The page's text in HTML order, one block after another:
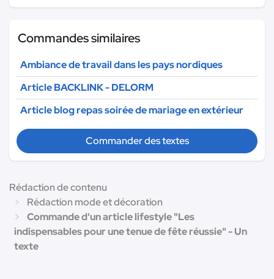
Commandes similaires
Ambiance de travail dans les pays nordiques
Article BACKLINK - DELORM
Article blog repas soirée de mariage en extérieur
Commander des textes
Rédaction de contenu
Rédaction mode et décoration
Commande d'un article lifestyle "Les
indispensables pour une tenue de fête réussie" - Un
texte